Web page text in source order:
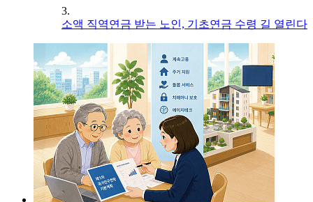
3.
소액 직역연금 받는 노인, 기초연금 수령 길 열린다